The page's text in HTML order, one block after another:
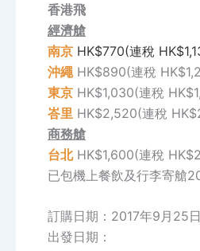
香港飛
經濟艙
南京 HK$770(連稅
沖繩HK$890(連稅
東京 HK$1,030(連稅
峇里 HK$2,520(連稅
商務艙
台北HK$1,600(連稅
已包機上餐飲及行李寄艙
訂購日期：2017年9月25
出發日期：